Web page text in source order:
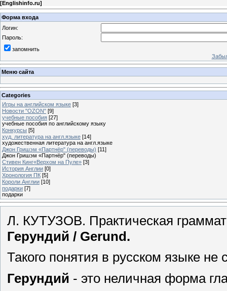
[Englishinfo.ru]
Форма входа
Логин:
Пароль:
запомнить
Меню сайта
Categories
Игры на английском языке [3]
Новости "OZON" [9]
учебные пособия [27]
учебные пособия по английскому языку
Конкурсы [5]
худ. литература на англ.языке [14]
художественная литература на англ.языке
Джон Гришэм «Партнёр" (переводы) [11]
Джон Гришэм «Партнёр" (переводы)
Стивен Кинг«Верхом на Пуле» [3]
История Англии [0]
Хронология ПК [5]
Короли Англии [10]
подарки [7]
подарки
Л. КУТУЗОВ. Практическая
Герундий / Gerund.
Такого понятия в русском языке не
Герундий - это неличная форма